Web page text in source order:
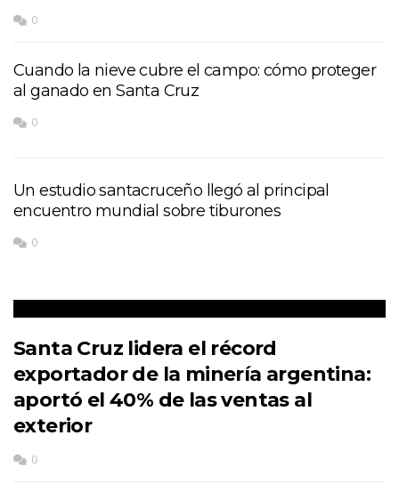
0
Cuando la nieve cubre el campo: cómo proteger
al ganado en Santa Cruz
0
Un estudio santacruceño llegó al principal
encuentro mundial sobre tiburones
0
Santa Cruz lidera el récord
exportador de la minería argentina:
aportó el 40% de las ventas al
exterior
0